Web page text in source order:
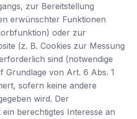
zur Bereitstellung
erwünschter Funktionen
oder zur
(z. B. Cookies zur Messung
sind (notwendige
Grundlage von Art. 6 Abs. 1
sofern keine andere
wird. Der
berechtigtes Interesse an